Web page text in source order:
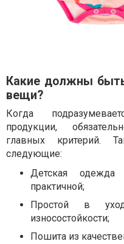
Какие должны
вещи?
Когда
продукции,
главных критерий.
следующие:
Детская
практичной;
Простой в
износостойкости;
Пошита из